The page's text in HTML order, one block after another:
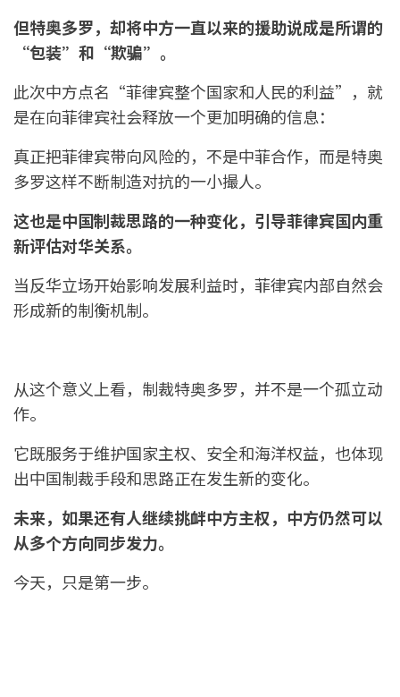
但特奥多罗，却将中方一直以来的援助说成是所谓的
“包装”和“欺骗”。
此次中方点名“菲律宾整个国家和人民的利益”，就
是在向菲律宾社会释放一个更加明确的信息：
真正把菲律宾带向风险的，不是中菲合作，而是特奥
多罗这样不断制造对抗的一小撮人。
这也是中国制裁思路的一种变化，引导菲律宾国内重
新评估对华关系。
当反华立场开始影响发展利益时，菲律宾内部自然会
形成新的制衡机制。
从这个意义上看，制裁特奥多罗，并不是一个孤立动
作。
它既服务于维护国家主权、安全和海洋权益，也体现
出中国制裁手段和思路正在发生新的变化。
未来，如果还有人继续挑衅中方主权，中方仍然可以
从多个方向同步发力。
今天，只是第一步。